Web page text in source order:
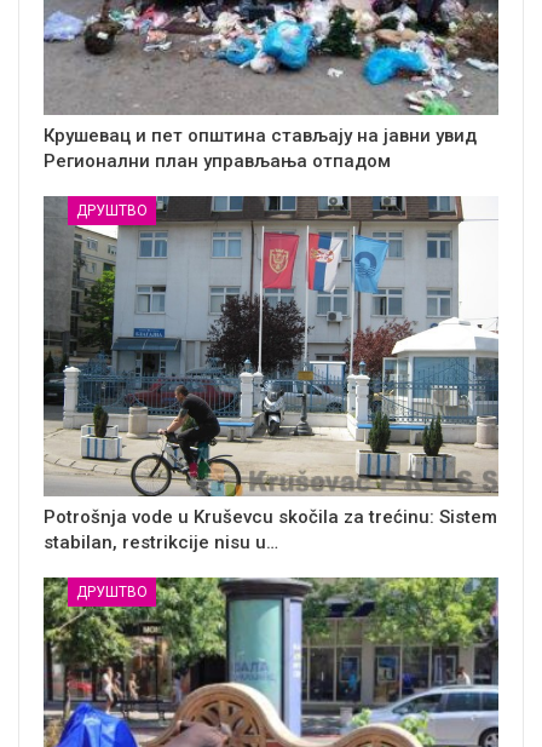
Крушевац и пет општина стављају на јавни увид
Регионални план управљања отпадом
ДРУШТВО
Potrošnja vode u Kruševcu skočila za trećinu: Sistem
stabilan, restrikcije nisu u…
ДРУШТВО